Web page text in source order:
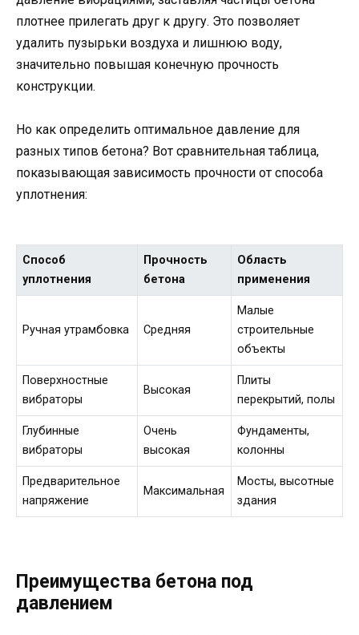
плотнее прилегать друг к другу. Это позволяет
удалить пузырьки воздуха и лишнюю воду,
значительно повышая конечную прочность
конструкции.
Но как определить оптимальное давление для
разных типов бетона? Вот сравнительная таблица,
показывающая зависимость прочности от способа
уплотнения:
Способ
уплотнения
Прочность
бетона
Область
применения
Ручная утрамбовка Средняя
Малые
строительные
объекты
Поверхностные
вибраторы
Высокая
Плиты
перекрытий, полы
Глубинные
вибраторы
Очень
высокая
Фундаменты,
колонны
Предварительное
напряжение
Максимальная
Мосты, высотные
здания
Преимущества бетона под
давлением